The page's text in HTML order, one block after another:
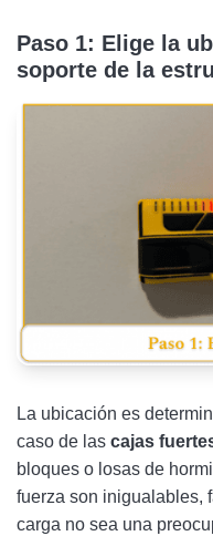
Paso 1: Elige la
soporte de la
La ubicación es
caso de las cajas
bloques o losas de
fuerza son inigualables,
carga no sea una